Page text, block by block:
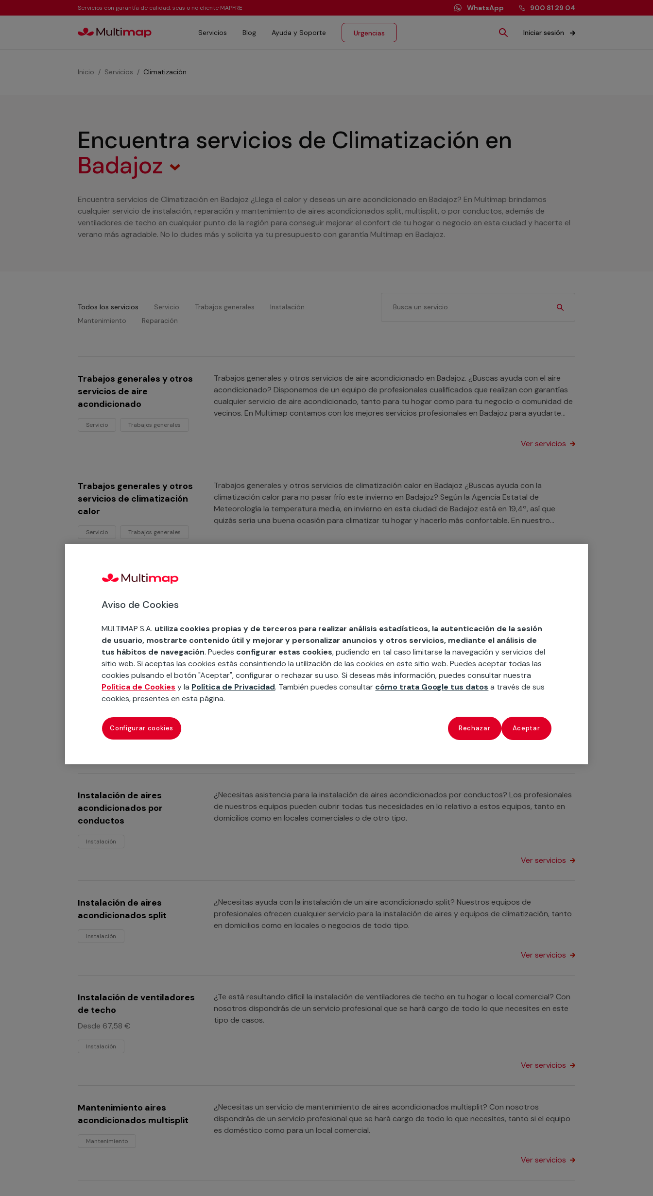
Servicios con garantía de calidad, seas o no cliente MAPFRE WhatsApp 900 81 29 04
Servicios Blog Ayuda y Soporte Urgencias Iniciar sesión
Inicio Servicios Climatización
Encuentra servicios de Climatización en
Badajoz
Encuentra servicios de Climatización en Badajoz ¿Llega el calor y deseas un aire acondicionado en Badajoz? En Multimap brindamos
cualquier servicio de instalación, reparación y mantenimiento de aires acondicionados split, multisplit, o por conductos, además de
ventiladores de techo en cualquier punto de la región para conseguir mejorar el confort de tu hogar o negocio en esta ciudad y hacerte el
verano más agradable. No lo dudes más y solicita ya tu presupuesto con garantía Multimap en Badajoz.
Todos los servicios Servicio Trabajos generales
Instalación
Mantenimiento
Reparación
Trabajos generales y otros
servicios de aire
acondicionado
Servicio Trabajos generales
Trabajos generales y otros servicios de aire acondicionado en Badajoz. ¿Buscas ayuda con el aire
acondicionado? Disponemos de un equipo de profesionales cualificados que realizan con garantías
cualquier servicio de aire acondicionado, tanto para tu hogar como para tu negocio o comunidad de
vecinos. En Multimap contamos con los mejores servicios profesionales en Badajoz para ayudarte
Ver servicios
Trabajos generales y otros
servicios de climatización
calor
Servicio Trabajos generales
Trabajos generales y otros servicios de climatización calor en Badajoz ¿Buscas ayuda con la
climatización calor para no pasar frío este invierno en Badajoz? Según la Agencia Estatal de
Meteorología la temperatura media, en invierno en esta ciudad de Badajoz está en 19,4º, así que
quizás sería una buena ocasión para climatizar tu hogar y hacerlo más confortable. En nuestro
instalación de climatización calor, brindamos servicio tanto para tu hogar como para tu negocio o
servicios de climatización
Servicio Trabajos generales
calor te dé un descanso. En Multimap disponemos de servicios profesionales cualificados en toda la
provincia de Badajoz que realizarán con éxito cualquier instalación de sistema de aire acondicionado,
ofrecemos servicio tanto para tu casa como para tu negocio o comunidad de vecinos.
Instalación de aires
Instalación
¿Necesitas ayuda con la instalación de aires acondicionados multisplit? No te preocupes, el personal
Instalación de aires
acondicionados por
conductos
Instalación
¿Necesitas asistencia para la instalación de aires acondicionados por conductos? Los profesionales
de nuestros equipos pueden cubrir todas tus necesidades en lo relativo a estos equipos, tanto en
domicilios como en locales comerciales o de otro tipo.
Ver servicios
Instalación de aires
acondicionados split
Instalación
¿Necesitas ayuda con la instalación de un aire acondicionado split? Nuestros equipos de
profesionales ofrecen cualquier servicio para la instalación de aires y equipos de climatización, tanto
en domicilios como en locales o negocios de todo tipo.
Ver servicios
Instalación de ventiladores
de techo
Desde 67,58 €
Instalación
¿Te está resultando difícil la instalación de ventiladores de techo en tu hogar o local comercial? Con
nosotros dispondrás de un servicio profesional que se hará cargo de todo lo que necesites en este
tipo de casos.
Ver servicios
Mantenimiento aires
acondicionados multisplit
Mantenimiento
¿Necesitas un servicio de mantenimiento de aires acondicionados multisplit? Con nosotros
dispondrás de un servicio profesional que se hará cargo de todo lo que necesites, tanto si el equipo
es doméstico como para un local comercial.
Ver servicios
Aviso de Cookies
MULTIMAP S.A. utiliza cookies propias y de terceros para realizar análisis estadísticos, la autenticación de la sesión
de usuario, mostrarte contenido útil y mejorar y personalizar anuncios y otros servicios, mediante el análisis de
tus hábitos de navegación. Puedes configurar estas cookies, pudiendo en tal caso limitarse la navegación y servicios del
sitio web. Si aceptas las cookies estás consintiendo la utilización de las cookies en este sitio web. Puedes aceptar todas las
cookies pulsando el botón "Aceptar", configurar o rechazar su uso. Si deseas más información, puedes consultar nuestra
Política de Cookies y la Política de Privacidad. También puedes consultar cómo trata Google tus datos a través de sus
cookies, presentes en esta página.
Configurar cookies Rechazar Aceptar